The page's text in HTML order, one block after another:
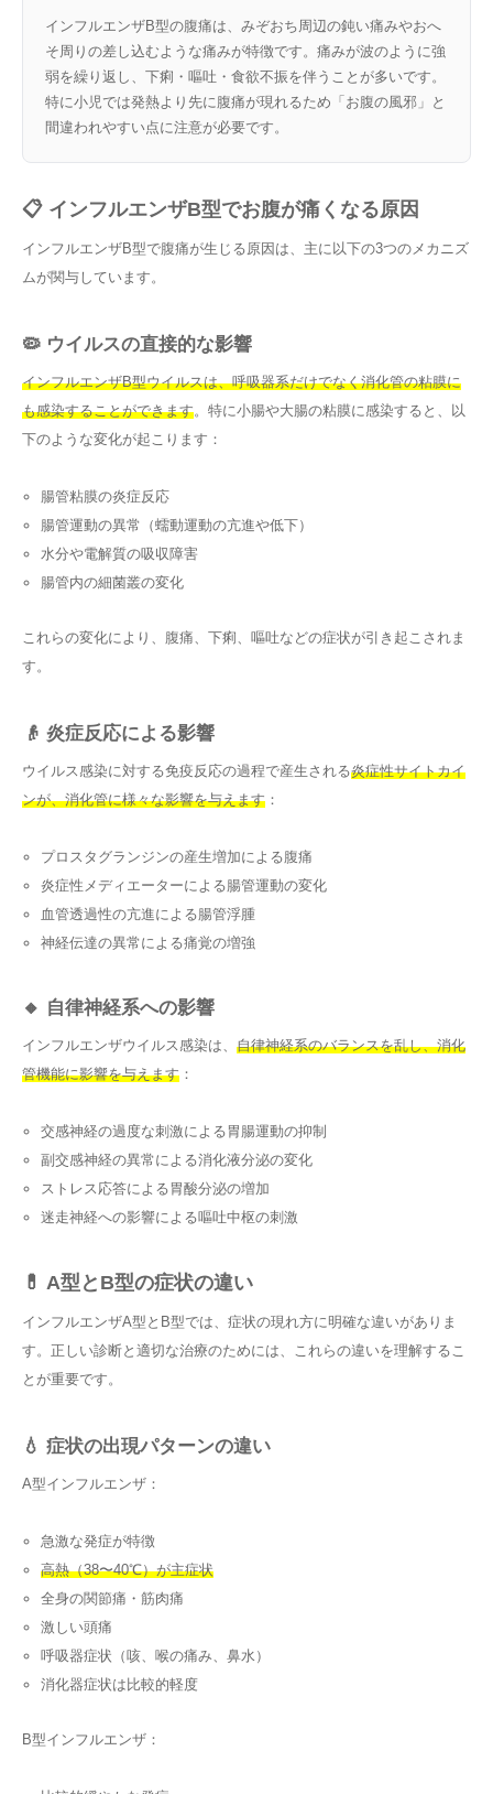
インフルエンザB型の腹痛は、みぞおち周辺の鈍い痛みやおへ
そ周りの差し込むような痛みが特徴です。痛みが波のように強
弱を繰り返し、下痢・嘔吐・食欲不振を伴うことが多いです。
特に小児では発熱より先に腹痛が現れるため「お腹の風邪」と
間違われやすい点に注意が必要です。
📋 インフルエンザB型でお腹が痛くなる原因
インフルエンザB型で腹痛が生じる原因は、主に以下の3つのメカニズ
ムが関与しています。
🦠 ウイルスの直接的な影響
インフルエンザB型ウイルスは、呼吸器系だけでなく消化管の粘膜に
も感染することができます。特に小腸や大腸の粘膜に感染すると、以
下のような変化が起こります：
腸管粘膜の炎症反応
腸管運動の異常（蠕動運動の亢進や低下）
水分や電解質の吸収障害
腸管内の細菌叢の変化
これらの変化により、腹痛、下痢、嘔吐などの症状が引き起こされま
す。
👴 炎症反応による影響
ウイルス感染に対する免疫反応の過程で産生される炎症性サイトカイ
ンが、消化管に様々な影響を与えます ：
プロスタグランジンの産生増加による腹痛
炎症性メディエーターによる腸管運動の変化
血管透過性の亢進による腸管浮腫
神経伝達の異常による痛覚の増強
🔸 自律神経系への影響
インフルエンザウイルス感染は、 自律神経系のバランスを乱し、消化
管機能に影響を与えます ：
交感神経の過度な刺激による胃腸運動の抑制
副交感神経の異常による消化液分泌の変化
ストレス応答による胃酸分泌の増加
迷走神経への影響による嘔吐中枢の刺激
💊 A型とB型の症状の違い
インフルエンザA型とB型では、症状の現れ方に明確な違いがありま
す。正しい診断と適切な治療のためには、これらの違いを理解するこ
とが重要です。
💧 症状の出現パターンの違い
A型インフルエンザ：
急激な発症が特徴
高熱（38〜40℃）が主症状
全身の関節痛・筋肉痛
激しい頭痛
呼吸器症状（咳、喉の痛み、鼻水）
消化器症状は比較的軽度
B型インフルエンザ：